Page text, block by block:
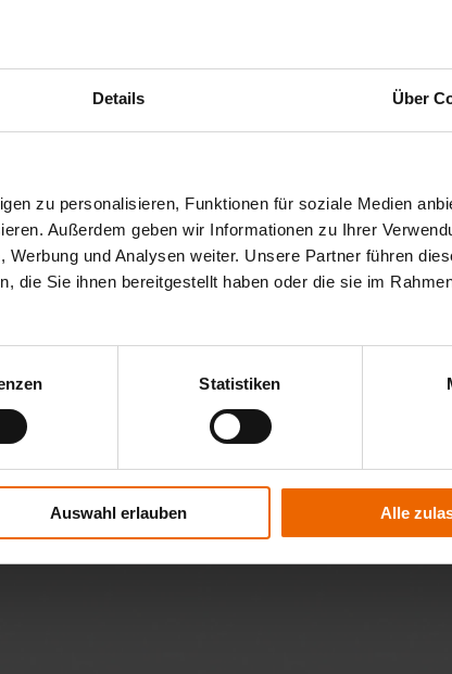
Details Über
zu personalisieren, Funktionen für soziale Medien
Außerdem geben wir Informationen zu Ihrer
und Analysen weiter. Unsere Partner führen
die Sie ihnen bereitgestellt haben oder die sie im
Statistiken
Auswahl erlauben Alle
53 und 56 mm
glatter Ausführung möglich für eine cleanes